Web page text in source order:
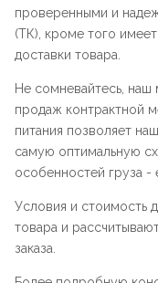
проверенными и
(ТК), кроме того
доставки товара.
Не сомневайтесь,
продаж контрактной
питания позволяет
самую оптимальную
особенностей груза -
Условия и стоимость
товара и
заказа.